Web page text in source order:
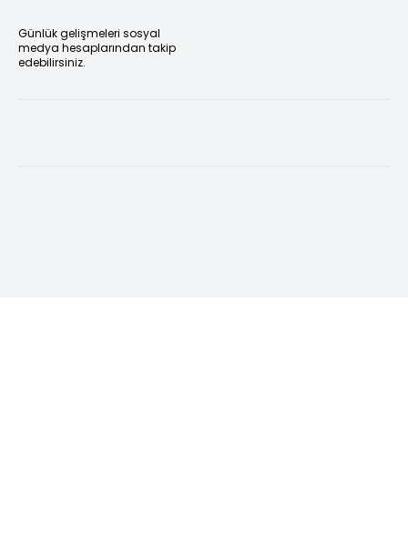
Günlük gelişmeleri sosyal
medya hesaplarından takip
edebilirsiniz.